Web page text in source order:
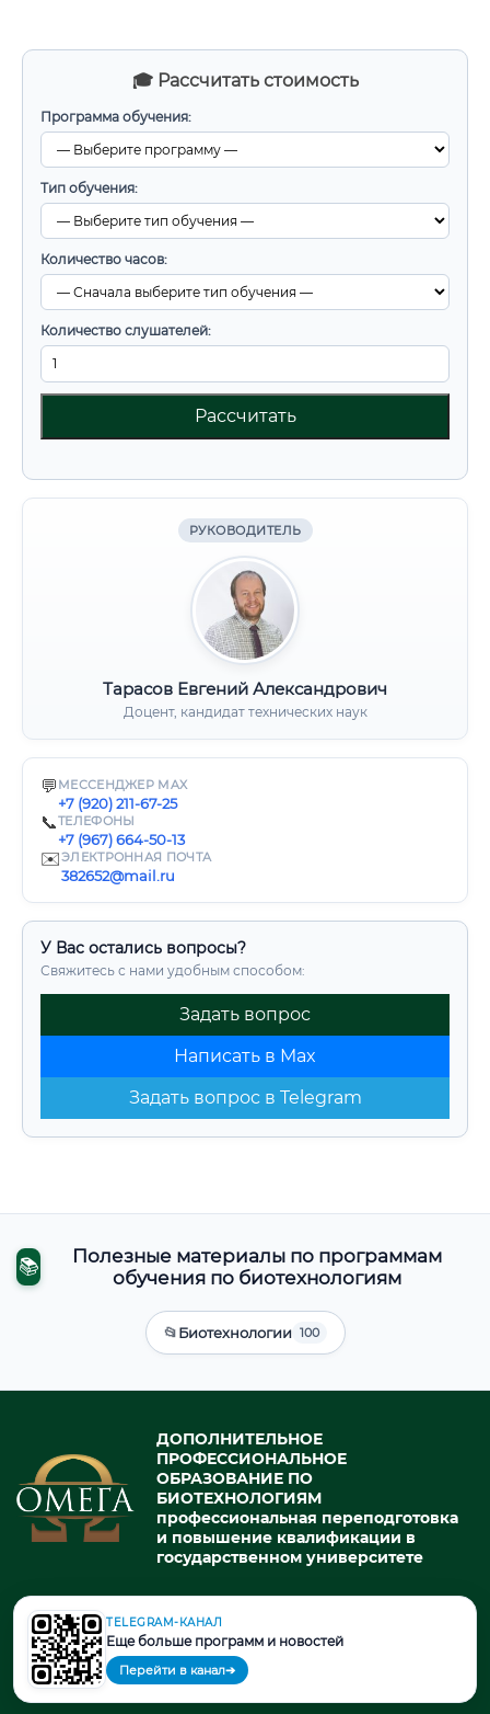
🎓 Рассчитать стоимость
Программа обучения:
Тип обучения:
Количество часов:
Количество слушателей:
Рассчитать
РУКОВОДИТЕЛЬ
Тарасов Евгений Александрович
Доцент, кандидат технических наук
💬 МЕССЕНДЖЕР MAX
+7 (920) 211-67-25
📞ТЕЛЕФОНЫ
+7 (967) 664-50-13
✉️ЭЛЕКТРОННАЯ ПОЧТА
382652@mail.ru
У Вас остались вопросы?
Свяжитесь с нами удобным способом:
Задать вопрос
Написать в Max
Задать вопрос в Telegram
📚
Полезные материалы по программам
обучения по биотехнологиям
📂Биотехнологии 100
ДОПОЛНИТЕЛЬНОЕ
ПРОФЕССИОНАЛЬНОЕ
ОБРАЗОВАНИЕ ПО
БИОТЕХНОЛОГИЯМ
профессиональная переподготовка
и повышение квалификации в
государственном университете
© 2026. При использовании материалов портала активная ссылка
на источник обязательна.
TELEGRAM-КАНАЛ
Еще больше программ и новостей
Перейти в канал➔